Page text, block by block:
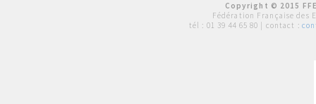
Copyright © 2015
Fédération Française des
tél : 01 39 44 65 80 | contact :